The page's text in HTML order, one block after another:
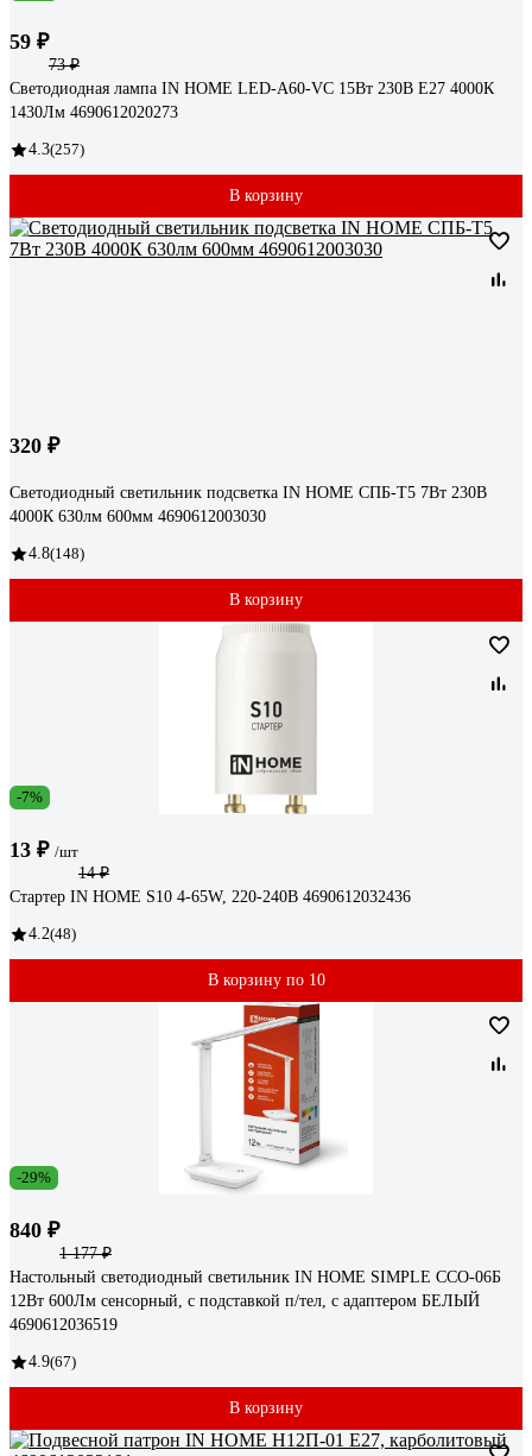
59 ₽
73 ₽
Светодиодная лампа IN HOME LED-A60-VC 15Вт 230В Е27 4000К
1430Лм 4690612020273
4.3(257)
В корзину
320 ₽
Светодиодный светильник подсветка IN HOME СПБ-Т5 7Вт 230B
4000К 630лм 600мм 4690612003030
4.8(148)
В корзину
-7%
13 ₽ /шт
14 ₽
Стартер IN HOME S10 4-65W, 220-240В 4690612032436
4.2(48)
В корзину по 10
-29%
840 ₽
1 177 ₽
Настольный светодиодный светильник IN HOME SIMPLE ССО-06Б
12Вт 600Лм сенсорный, с подставкой п/тел, с адаптером БЕЛЫЙ
4690612036519
4.9(67)
В корзину